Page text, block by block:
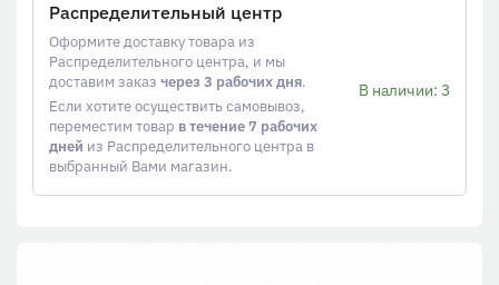
Распределительный центр
Оформите доставку товара из
Распределительного центра, и мы
доставим заказ через 3 рабочих дня.
Если хотите осуществить самовывоз,
переместим товар в течение 7 рабочих
дней из Распределительного центра в
выбранный Вами магазин.
В наличии: 3